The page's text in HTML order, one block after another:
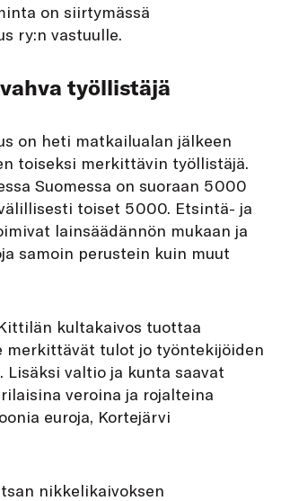
on siirtymässä
ry:n vastuulle.
työllistäjä
on heti matkailualan jälkeen
toiseksi merkittävin työllistäjä.
Suomessa on suoraan 5 000
toiset 5 000. Etsintä- ja
lainsäädännön mukaan ja
samoin perustein kuin muut
kultakaivos tuottaa
merkittävät tulot jo työntekijöiden
Lisäksi valtio ja kunta saavat
veroina ja rojalteina
euroja, Kortejärvi
nikkelikaivoksen